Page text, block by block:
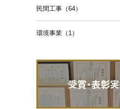
民間工事（64）
環境事業（1）